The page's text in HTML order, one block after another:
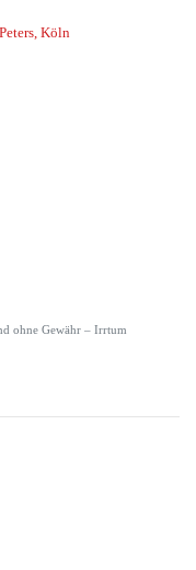
Köln
ohne Gewähr – Irrtum